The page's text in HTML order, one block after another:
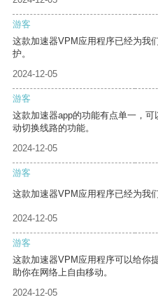
游客
这款加速器VPM应用程序已经为我
护。
2024-12-05
游客
这款加速器app的功能有点单一，
动切换线路的功能。
2024-12-05
游客
这款加速器VPM应用程序已经为我
2024-12-05
游客
这款加速器VPM应用程序可以给你
助你在网络上自由移动。
2024-12-05